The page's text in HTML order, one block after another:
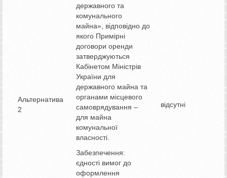
Альтернатива
2
державного та
комунального
майна», відповідно до
якого Примірні
договори оренди
затверджуються
Кабінетом Міністрів
України для
державного майна та
органами місцевого
самоврядування –
для майна
комунальної
власності.
Забезпечення:
єдності вимог до
оформлення
відсутні